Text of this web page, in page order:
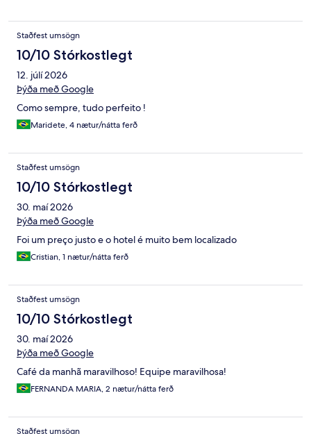
Staðfest umsögn
10/10 Stórkostlegt
12. júlí 2026
Þýða með Google
Como sempre, tudo perfeito !
Maridete, 4 nætur/nátta ferð
Staðfest umsögn
10/10 Stórkostlegt
30. maí 2026
Þýða með Google
Foi um preço justo e o hotel é muito bem localizado
Cristian, 1 nætur/nátta ferð
Staðfest umsögn
10/10 Stórkostlegt
30. maí 2026
Þýða með Google
Café da manhã maravilhoso! Equipe maravilhosa!
FERNANDA MARIA, 2 nætur/nátta ferð
Staðfest umsögn